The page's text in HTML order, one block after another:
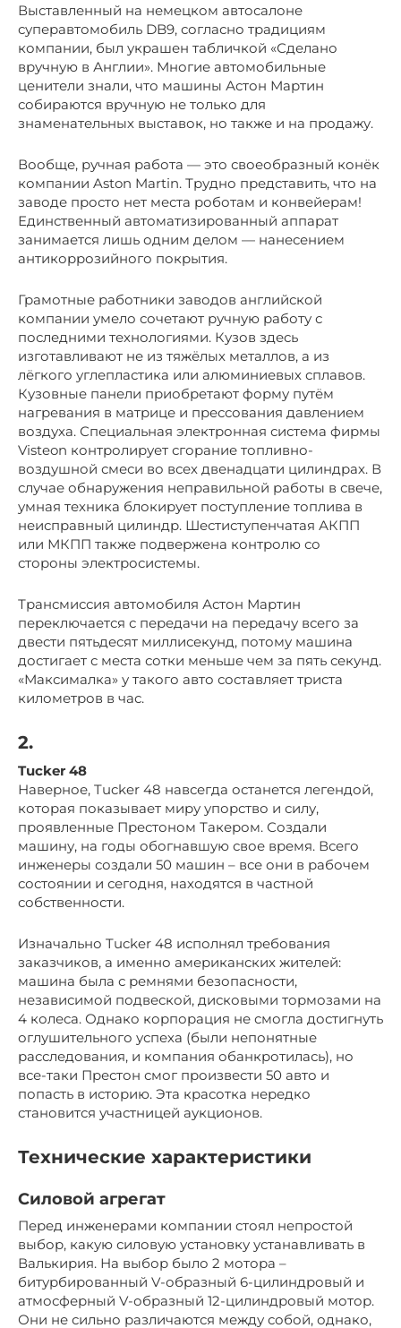
Выставленный на немецком автосалоне
суперавтомобиль DB9, согласно традициям
компании, был украшен табличкой «Сделано
вручную в Англии». Многие автомобильные
ценители знали, что машины Астон Мартин
собираются вручную не только для
знаменательных выставок, но также и на продажу.
Вообще, ручная работа — это своеобразный конёк
компании Aston Martin. Трудно представить, что на
заводе просто нет места роботам и конвейерам!
Единственный автоматизированный аппарат
занимается лишь одним делом — нанесением
антикоррозийного покрытия.
Грамотные работники заводов английской
компании умело сочетают ручную работу с
последними технологиями. Кузов здесь
изготавливают не из тяжёлых металлов, а из
лёгкого углепластика или алюминиевых сплавов.
Кузовные панели приобретают форму путём
нагревания в матрице и прессования давлением
воздуха. Специальная электронная система фирмы
Visteon контролирует сгорание топливно-
воздушной смеси во всех двенадцати цилиндрах. В
случае обнаружения неправильной работы в свече,
умная техника блокирует поступление топлива в
неисправный цилиндр. Шестиступенчатая АКПП
или МКПП также подвержена контролю со
стороны электросистемы.
Трансмиссия автомобиля Астон Мартин
переключается с передачи на передачу всего за
двести пятьдесят миллисекунд, потому машина
достигает с места сотки меньше чем за пять секунд.
«Максималка» у такого авто составляет триста
километров в час.
2.
Tucker 48
Наверное, Tucker 48 навсегда останется легендой,
которая показывает миру упорство и силу,
проявленные Престоном Такером. Создали
машину, на годы обогнавшую свое время. Всего
инженеры создали 50 машин – все они в рабочем
состоянии и сегодня, находятся в частной
собственности.
Изначально Tucker 48 исполнял требования
заказчиков, а именно американских жителей:
машина была с ремнями безопасности,
независимой подвеской, дисковыми тормозами на
4 колеса. Однако корпорация не смогла достигнуть
оглушительного успеха (были непонятные
расследования, и компания обанкротилась), но
все-таки Престон смог произвести 50 авто и
попасть в историю. Эта красотка нередко
становится участницей аукционов.
Технические характеристики
Силовой агрегат
Перед инженерами компании стоял непростой
выбор, какую силовую установку устанавливать в
Валькирия. На выбор было 2 мотора –
битурбированный V-образный 6-цилиндровый и
атмосферный V-образный 12-цилиндровый мотор.
Они не сильно различаются между собой, однако,